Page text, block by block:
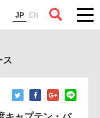
JP EN
ス